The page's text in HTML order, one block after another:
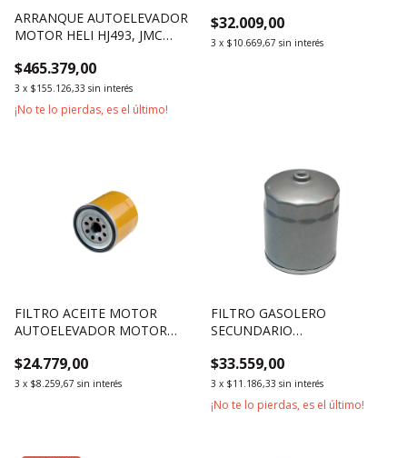
ARRANQUE AUTOELEVADOR
MOTOR HELI HJ493, JMC
498 4D27G31 C490BPG
$465.379,00
3 x $155.126,33 sin interés
¡No te lo pierdas, es el último!
4D35ZG31 CONCAVA
ONDULADA
$32.009,00
3 x $10.669,67 sin interés
FILTRO ACEITE MOTOR
AUTOELEVADOR MOTOR
$24.779,00
3 x $8.259,67 sin interés
FILTRO GASOLERO
SECUNDARIO
XINCHAI 4D27G31
$33.559,00
3 x $11.186,33 sin interés
¡No te lo pierdas, es el último!